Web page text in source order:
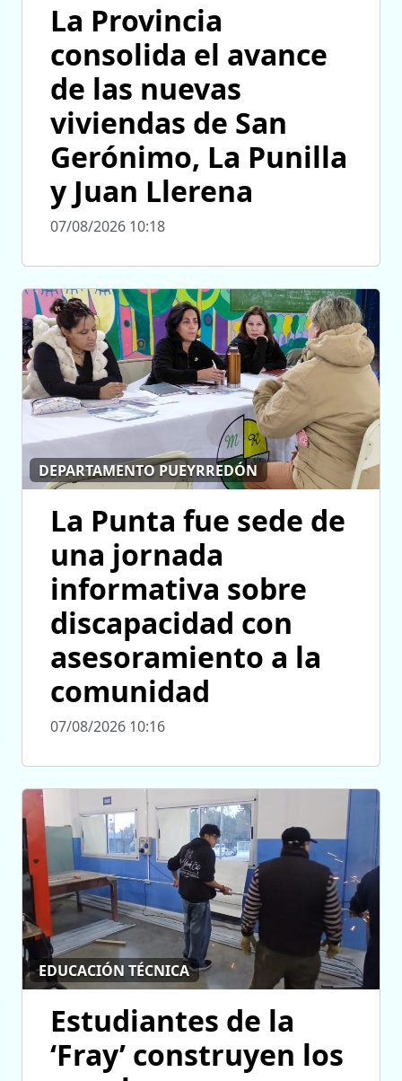
La Provincia
consolida el avance
de las nuevas
viviendas de San
Gerónimo, La Punilla
y Juan Llerena
07/08/2026 10:18
DEPARTAMENTO PUEYRREDÓN
La Punta fue sede de
una jornada
informativa sobre
discapacidad con
asesoramiento a la
comunidad
07/08/2026 10:16
EDUCACIÓN TÉCNICA
Estudiantes de la
‘Fray’ construyen los